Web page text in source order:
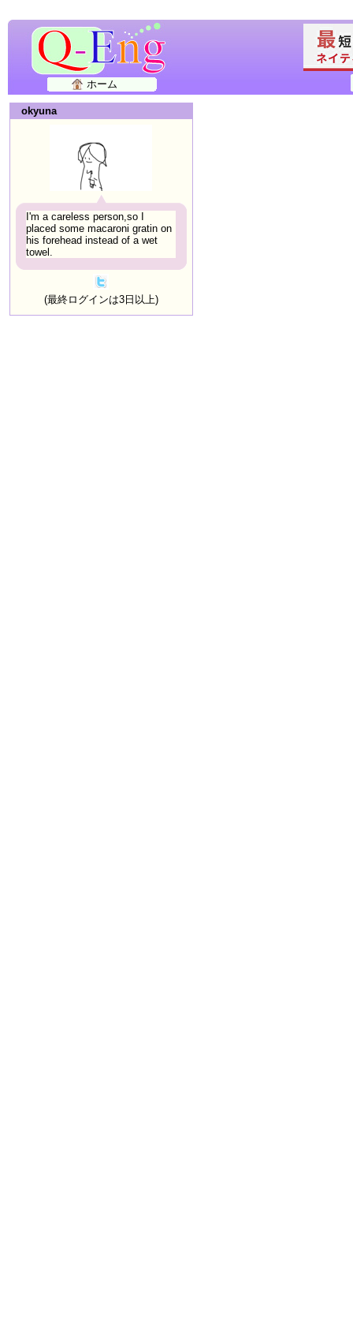
ホーム
okyuna
I'm a careless person,so I
placed some macaroni gratin on
his forehead instead of a wet
towel.
(最終ログインは3日以上)